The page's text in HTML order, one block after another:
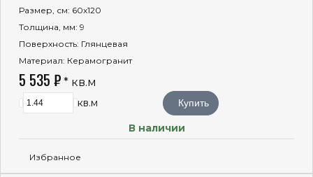
Размер, см: 60x120
Толщина, мм: 9
Поверхность: Глянцевая
Материал: Керамогранит
5 535 ₽ * кв.м
кв.м Купить
В наличии
Избранное